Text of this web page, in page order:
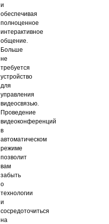
и
обеспечивая
полноценное
интерактивное
общение.
Больше
не
требуется
устройство
для
управления
видеосвязью.
Проведение
видеоконференций
в
автоматическом
режиме
позволит
вам
забыть
о
технологии
и
сосредоточиться
на